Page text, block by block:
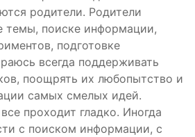
родители. Родители
темы, поиске информации,
подготовке
всегда поддерживать
поощрять их любопытство и
самых смелых идей.
проходит гладко. Иногда
с поиском информации, с